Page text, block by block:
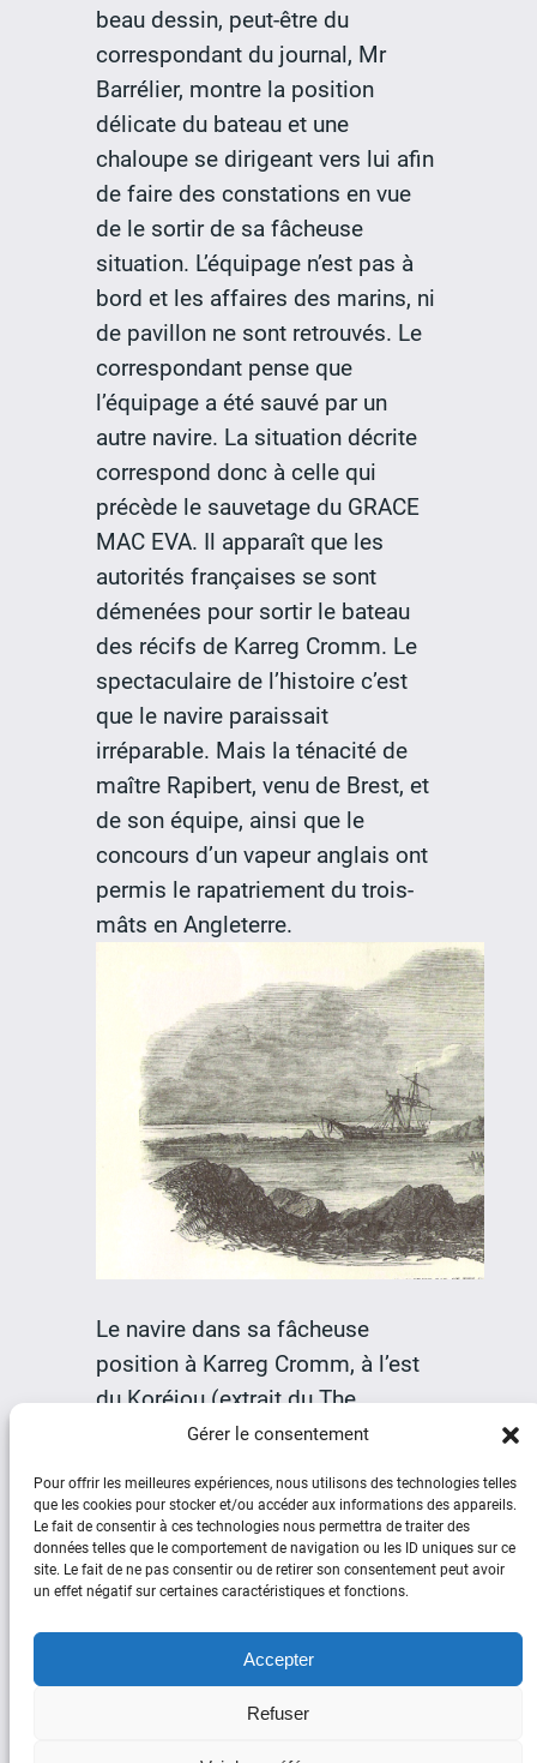
Gérer le consentement
Pour offrir les meilleures expériences, nous utilisons des technologies telles
que les cookies pour stocker et/ou accéder aux informations des appareils.
Le fait de consentir à ces technologies nous permettra de traiter des
données telles que le comportement de navigation ou les ID uniques sur ce
site. Le fait de ne pas consentir ou de retirer son consentement peut avoir
un effet négatif sur certaines caractéristiques et fonctions.
Accepter
Refuser
beau dessin, peut-être du
correspondant du journal, Mr
Barrélier, montre la position
délicate du bateau et une
chaloupe se dirigeant vers lui afin
de faire des constations en vue
de le sortir de sa fâcheuse
situation. L’équipage n’est pas à
bord et les affaires des marins, ni
de pavillon ne sont retrouvés. Le
correspondant pense que
l’équipage a été sauvé par un
autre navire. La situation décrite
correspond donc à celle qui
précède le sauvetage du GRACE
MAC EVA. Il apparaît que les
autorités françaises se sont
démenées pour sortir le bateau
des récifs de Karreg Cromm. Le
spectaculaire de l’histoire c’est
que le navire paraissait
irréparable. Mais la ténacité de
maître Rapibert, venu de Brest, et
de son équipe, ainsi que le
concours d’un vapeur anglais ont
permis le rapatriement du trois-
mâts en Angleterre.
Le navire dans sa fâcheuse
position à Karreg Cromm, à l’est
du Koréjou (extrait du The
illustrated London News, du 11
Facebook YouTube